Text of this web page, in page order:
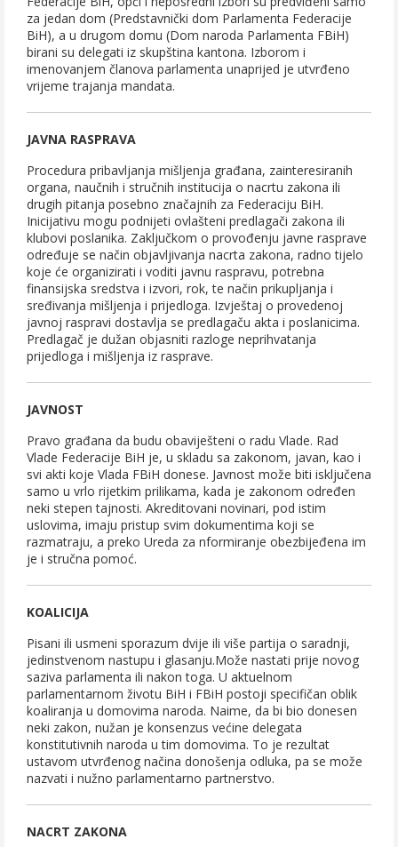
za jedan dom (Predstavnički dom Parlamenta Federacije
BiH), a u drugom domu (Dom naroda Parlamenta FBiH)
birani su delegati iz skupština kantona. Izborom i
imenovanjem članova parlamenta unaprijed je utvrđeno
vrijeme trajanja mandata.
JAVNA RASPRAVA
Procedura pribavljanja mišljenja građana, zainteresiranih
organa, naučnih i stručnih institucija o nacrtu zakona ili
drugih pitanja posebno značajnih za Federaciju BiH.
Inicijativu mogu podnijeti ovlašteni predlagači zakona ili
klubovi poslanika. Zaključkom o provođenju javne rasprave
određuje se način objavljivanja nacrta zakona, radno tijelo
koje će organizirati i voditi javnu raspravu, potrebna
finansijska sredstva i izvori, rok, te način prikupljanja i
sređivanja mišljenja i prijedloga. Izvještaj o provedenoj
javnoj raspravi dostavlja se predlagaču akta i poslanicima.
Predlagač je dužan objasniti razloge neprihvatanja
prijedloga i mišljenja iz rasprave.
JAVNOST
Pravo građana da budu obaviješteni o radu Vlade. Rad
Vlade Federacije BiH je, u skladu sa zakonom, javan, kao i
svi akti koje Vlada FBiH donese. Javnost može biti isključena
samo u vrlo rijetkim prilikama, kada je zakonom određen
neki stepen tajnosti. Akreditovani novinari, pod istim
uslovima, imaju pristup svim dokumentima koji se
razmatraju, a preko Ureda za nformiranje obezbijeđena im
je i stručna pomoć.
KOALICIJA
Pisani ili usmeni sporazum dvije ili više partija o saradnji,
jedinstvenom nastupu i glasanju.Može nastati prije novog
saziva parlamenta ili nakon toga. U aktuelnom
parlamentarnom životu BiH i FBiH postoji specifičan oblik
koaliranja u domovima naroda. Naime, da bi bio donesen
neki zakon, nužan je konsenzus većine delegata
konstitutivnih naroda u tim domovima. To je rezultat
ustavom utvrđenog načina donošenja odluka, pa se može
nazvati i nužno parlamentarno partnerstvo.
NACRT ZAKONA